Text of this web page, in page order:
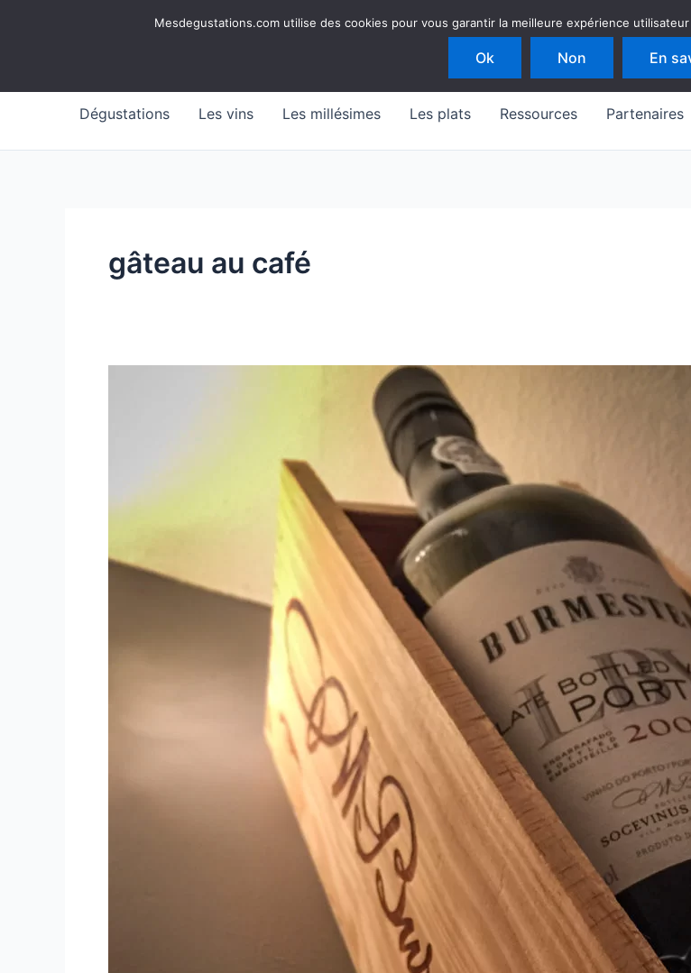
Mesdegustations
Dégustations Les vins Les millésimes Les plats Ressources Partenaires
gâteau au café
Mesdegustations.com utilise des cookies pour vous garantir la meilleure expérience
Ok Non En